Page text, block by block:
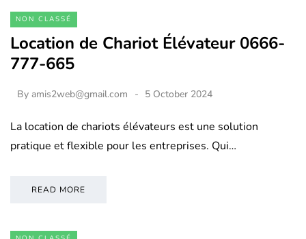
NON CLASSÉ
Location de Chariot Élévateur 0666-
777-665
By amis2web@gmail.com 5 October 2024
La location de chariots élévateurs est une solution
pratique et flexible pour les entreprises. Qui…
READ MORE